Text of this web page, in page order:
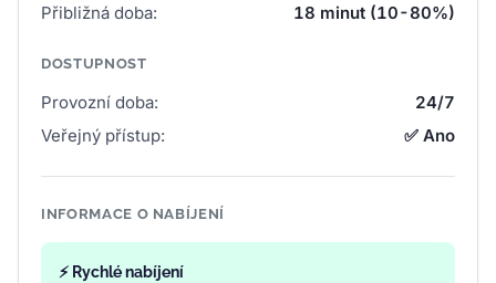
Přibližná doba:
18 minut (10-80%)
DOSTUPNOST
Provozní doba:
24/7
Veřejný přístup:
✅ Ano
INFORMACE O NABÍJENÍ
⚡ Rychlé nabíjení